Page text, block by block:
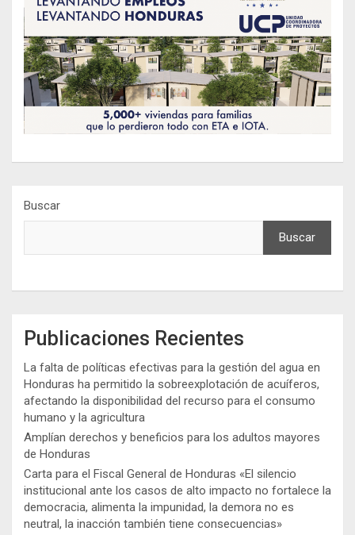
Buscar
Buscar
Publicaciones Recientes
La falta de políticas efectivas para la gestión del agua en
Honduras ha permitido la sobreexplotación de acuíferos,
afectando la disponibilidad del recurso para el consumo
humano y la agricultura
Amplían derechos y beneficios para los adultos mayores
de Honduras
Carta para el Fiscal General de Honduras «El silencio
institucional ante los casos de alto impacto no fortalece la
democracia, alimenta la impunidad, la demora no es
neutral, la inacción también tiene consecuencias»